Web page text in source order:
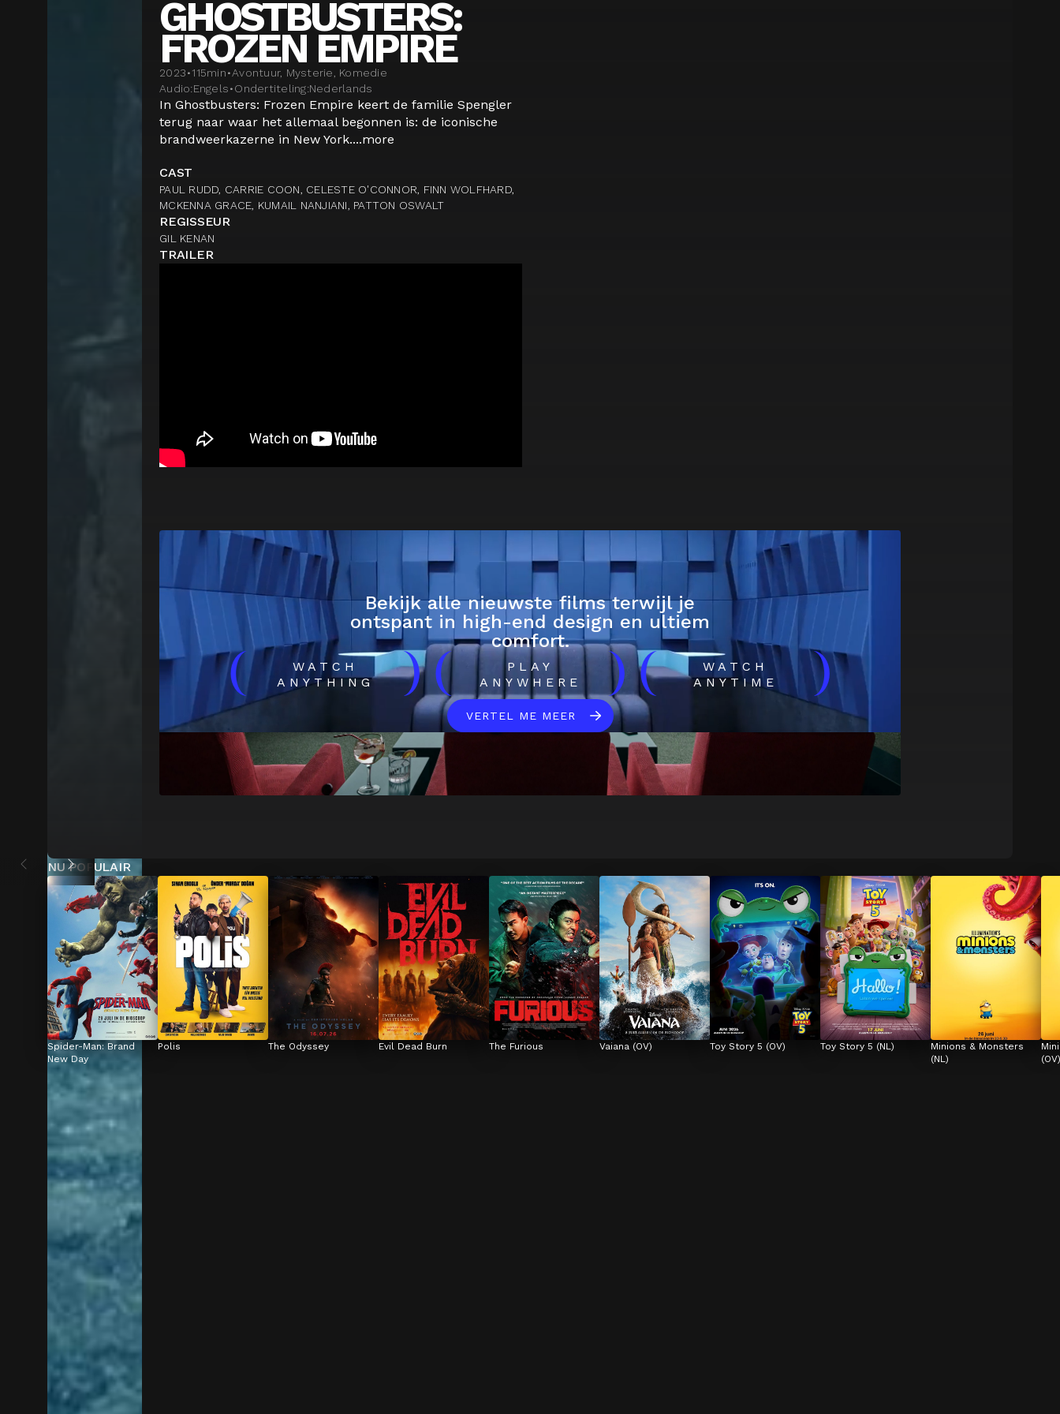
GHOSTBUSTERS:
FROZEN EMPIRE
2023•115min•Avontuur, Mysterie, Komedie
Audio:Engels•Ondertiteling:Nederlands
In Ghostbusters: Frozen Empire keert de familie Spengler
terug naar waar het allemaal begonnen is: de iconische
brandweerkazerne in New York....more
CAST
PAUL RUDD, CARRIE COON, CELESTE O'CONNOR, FINN WOLFHARD,
MCKENNA GRACE, KUMAIL NANJIANI, PATTON OSWALT
REGISSEUR
GIL KENAN
TRAILER
Bekijk alle nieuwste films terwijl je
ontspant in high-end design en ultiem
comfort.
(
WATCH
ANYTHING
)(
PLAY
ANYWHERE
)(
WATCH
ANYTIME
)
VERTEL ME MEER
NU POPULAIR
Spider-Man: Brand
New Day
Polis The Odyssey Evil Dead Burn The Furious Vaiana (OV) Toy Story 5 (OV) Toy Story 5 (NL)
Minions & Monsters
(NL)
(OV)